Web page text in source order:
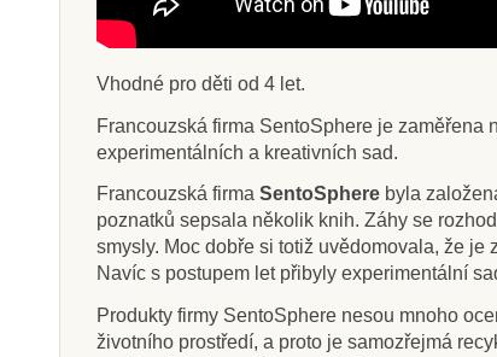
Vhodné pro děti od 4 let.
Francouzská firma SentoSphere je zaměřena
experimentálních a kreativních sad.
Francouzská firma SentoSphere byla
poznatků sepsala několik knih. Záhy se
smysly. Moc dobře si totiž uvědomovala, že
Navíc s postupem let přibyly experimentální
Produkty firmy SentoSphere nesou mnoho
životního prostředí, a proto je samozřejmá